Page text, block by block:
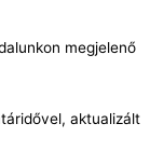
megjelenő
aktualizált